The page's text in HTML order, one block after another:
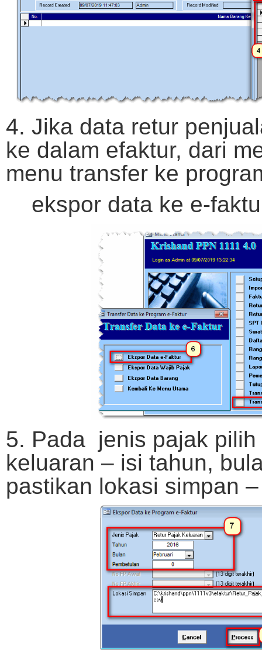
4. Jika data retur
ke dalam efaktur, dari
menu transfer ke
ekspor data ke e-
5. Pada jenis pajak pilih
keluaran – isi tahun,
pastikan lokasi simpan